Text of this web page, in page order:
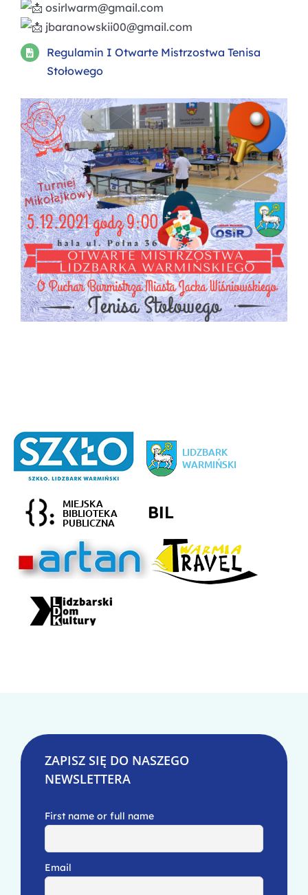
osirlwarm@gmail.com
jbaranowskii00@gmail.com
Regulamin I Otwarte Mistrzostwa Tenisa
Stołowego
ZAPISZ SIĘ DO NASZEGO
NEWSLETTERA
First name or full name
Email